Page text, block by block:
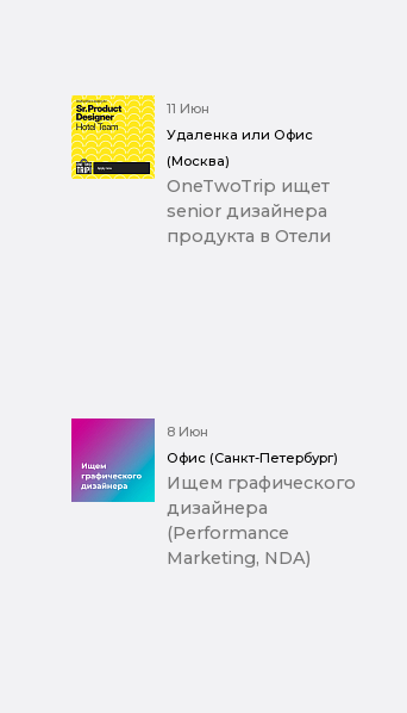
11 Июн
Удаленка или Офис
(Москва)
OneTwoTrip ищет
senior дизайнера
продукта в Отели
8 Июн
Офис (Санкт-Петербург)
Ищем графического
дизайнера
(Performance
Marketing, NDA)